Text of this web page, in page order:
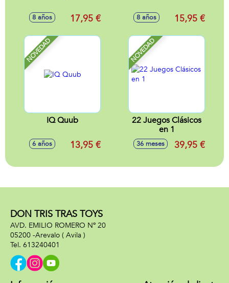
8 años 17,95 € 8 años 15,95 €
NOVEDAD
IQ Quub
6 años 13,95 €
NOVEDAD
22 Juegos Clásicos
en 1
36 meses 39,95 €
DON TRIS TRAS TOYS
AVD. EMILIO ROMERO Nº 20
05200 -Arevalo ( Avila )
613240401